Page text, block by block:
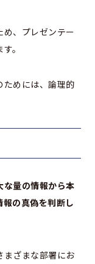
、プレゼンテー
。
ためには、論理的
な量の情報から本
の真偽を判断し
まざまな部署にお